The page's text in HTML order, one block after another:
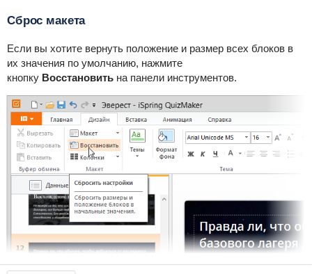
Сброс макета
Если вы хотите вернуть положение и размер всех блоков в
их значения по умолчанию, нажмите
кнопку Восстановитьна панели инструментов.